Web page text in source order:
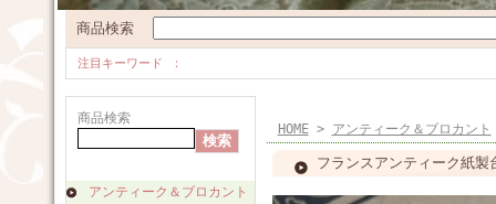
商品検索
注目キーワード
商品検索
アンティーク＆ブロカント
HOME> アンティーク＆ブロカント
フランスアンティーク紙